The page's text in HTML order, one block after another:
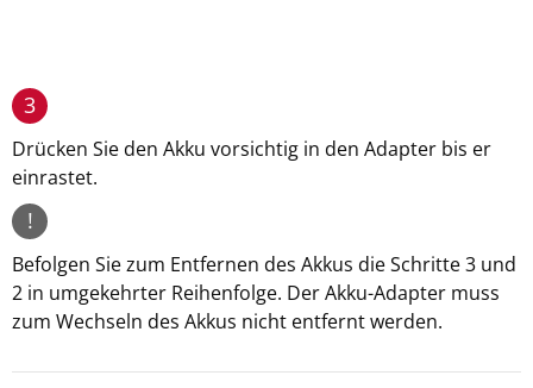
3
Drücken Sie den Akku vorsichtig in den Adapter bis er
einrastet.
!
Befolgen Sie zum Entfernen des Akkus die Schritte 3 und
2 in umgekehrter Reihenfolge. Der Akku-Adapter muss
zum Wechseln des Akkus nicht entfernt werden.